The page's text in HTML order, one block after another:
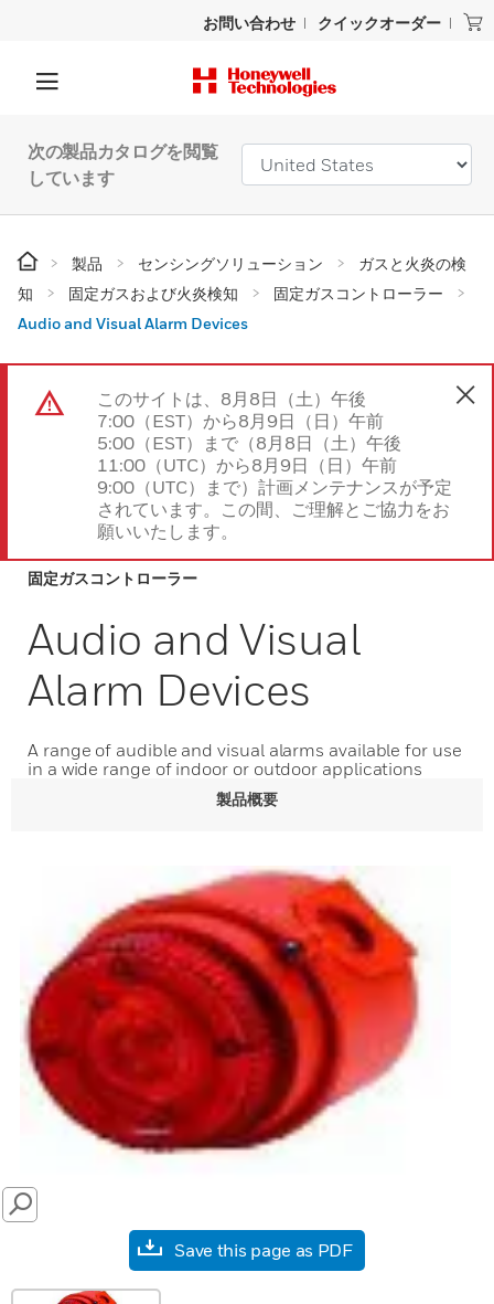
お問い合わせ クイックオーダー
次の製品カタログを閲覧
しています
製品 センシングソリューション
ガスと火炎の検
知
固定ガスおよび火炎検知
固定ガスコントローラー
Audio and Visual Alarm Devices
このサイトは、8月8日（土）午後
7:00（EST）から8月9日（日）午前
5:00（EST）まで（8月8日（土）午後
11:00（UTC）から8月9日（日）午前
9:00（UTC）まで）計画メンテナンスが予定
されています。この間、ご理解とご協力をお
願いいたします。
固定ガスコントローラー
Audio and Visual
Alarm Devices
A range of audible and visual alarms available for use
in a wide range of indoor or outdoor applications
製品概要
SEARCH
Save this page as PDF